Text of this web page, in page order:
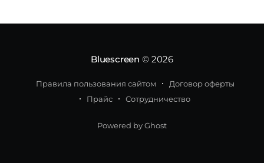
компании Huawei очень
Bluescreen © 2026
Правила пользования сайтом
Договор оферты
Прайс
Сотрудничество
Powered by Ghost